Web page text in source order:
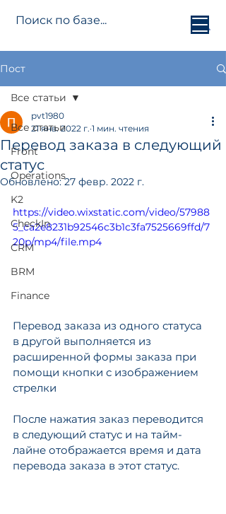
Jetti.info
Пост
Все статьи
Front
Operations
K2
CheckIn
CRM
BRM
Finance
Все статьи
Перевод заказа в следующий
статус
pvt1980
21 янв. 2022 г. 1 мин. чтения
Обновлено:27 февр. 2022 г.
https://video.wixstatic.com/video/57988
5_ca2e8231b92546c3b1c3fa7525669ffd/7
20p/mp4/file.mp4
Перевод заказа из одного статуса
в другой выполняется из
расширенной формы заказа при
помощи кнопки с изображением
стрелки
После нажатия заказ переводится
в следующий статус и на тайм-
лайне отображается время и дата
перевода заказа в этот статус.